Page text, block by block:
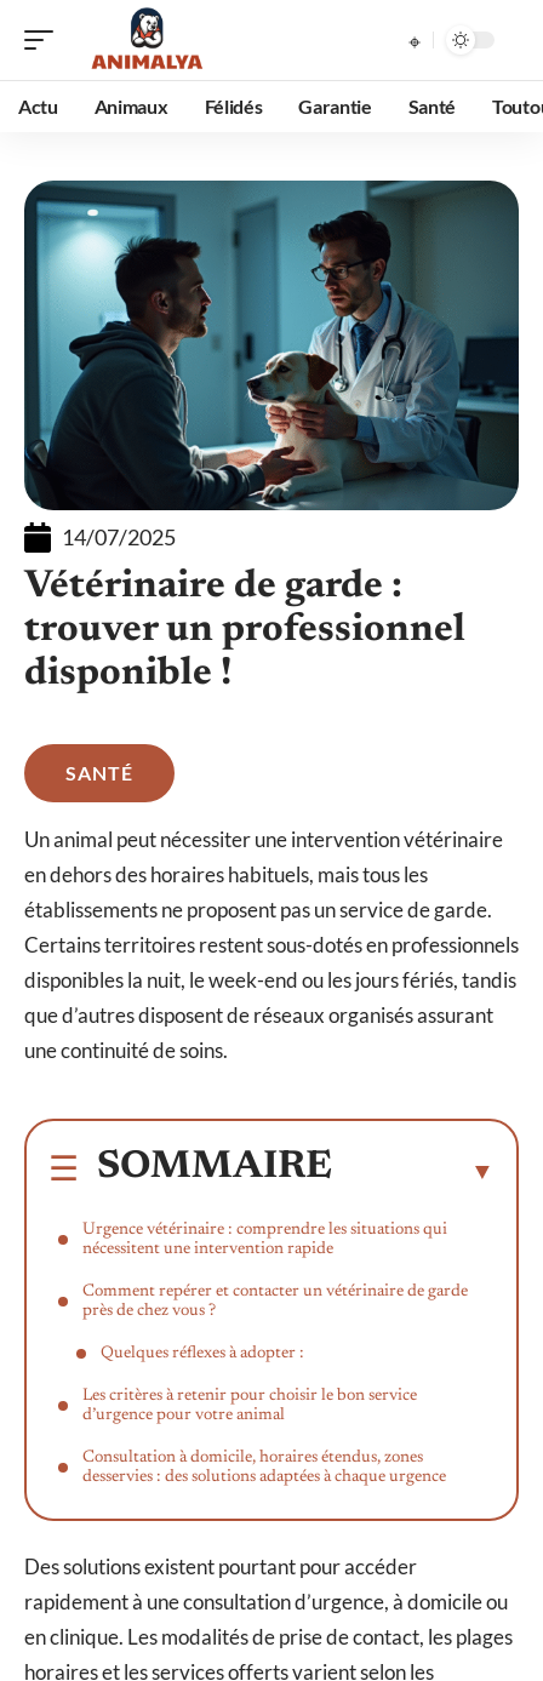
Actu Animaux Félidés Garantie Santé
14/07/2025
Vétérinaire de garde :
trouver un professionnel
disponible !
SANTÉ
Un animal peut nécessiter une intervention vétérinaire
en dehors des horaires habituels, mais tous les
établissements ne proposent pas un service de garde.
Certains territoires restent sous-dotés en professionnels
disponibles la nuit, le week-end ou les jours fériés, tandis
que d’autres disposent de réseaux organisés assurant
une continuité de soins.
SOMMAIRE
Urgence vétérinaire : comprendre les situations qui
nécessitent une intervention rapide
Comment repérer et contacter un vétérinaire de garde
près de chez vous ?
Quelques réflexes à adopter :
Les critères à retenir pour choisir le bon service
d’urgence pour votre animal
Consultation à domicile, horaires étendus, zones
desservies : des solutions adaptées à chaque urgence
Des solutions existent pourtant pour accéder
rapidement à une consultation d’urgence, à domicile ou
en clinique. Les modalités de prise de contact, les plages
horaires et les services offerts varient selon les